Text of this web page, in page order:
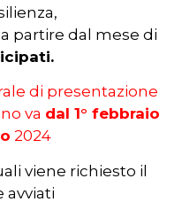
partire dal mese di
di presentazione
va dal 1° febbraio
2024
viene richiesto il
avviati